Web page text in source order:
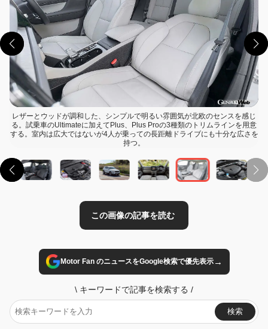
レザーとウッドが調和した、シンプルで明るい雰囲気が北欧のセンスを感じ
る。試乗車のUltimateに加えてPlus、Plus Proの3種類のトリムラインを用意
する。室内は広大ではないが4人が乗っての長距離ドライブにも十分な広さを
持つ。
この画像の記事を読む
Motor Fan のニュースをGoogle検索で優先表示→
\ キーワードで記事を検索する /
検索